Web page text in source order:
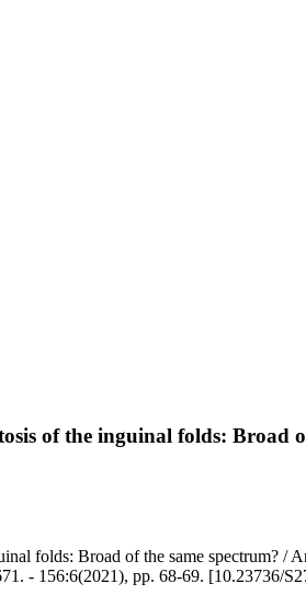
of the inguinal folds: Broad
folds: Broad of the same
- 156:6(2021), pp. 68-69. [10.23736/